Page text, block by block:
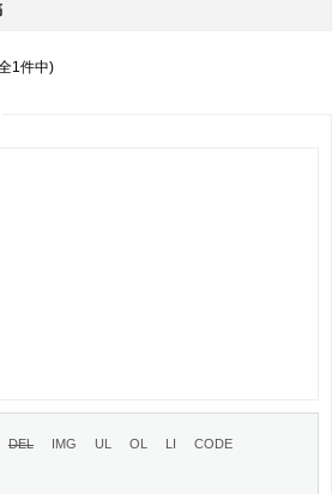
1件中)